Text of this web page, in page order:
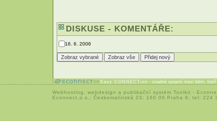
DISKUSE - KOMENTÁŘE:
16. 6. 2006
Easy CONNECTion - snadné spojení mezi lidmi,
Webhosting webdesign a publikační systém Toolkit -
Econnect,o.s.; Českomalínská 23; 160 00 Praha 6; tel: 224